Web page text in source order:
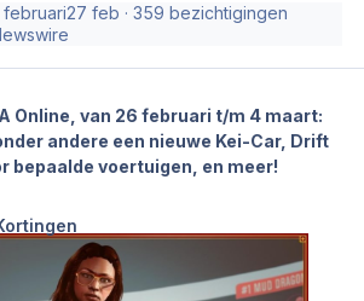
februari27 feb · 359 bezichtigingen
Online, van 26 februari t/m 4 maart:
andere een nieuwe Kei-Car, Drift
bepaalde voertuigen, en meer!